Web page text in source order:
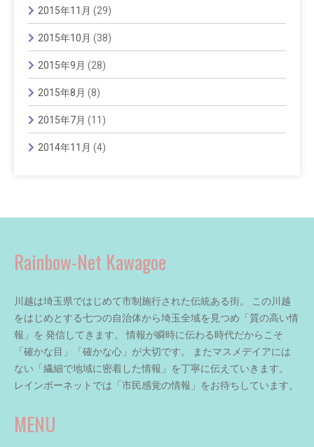
2015年11月 (29)
2015年10月 (38)
2015年9月 (28)
2015年8月 (8)
2015年7月 (11)
2014年11月 (4)
Rainbow-Net Kawagoe
川越は埼玉県ではじめて市制施行された伝統ある街。 この川越
をはじめとする七つの自治体から埼玉全域を見つめ「質の高い情
報」を 発信してきます。 情報が瞬時に伝わる時代だからこそ
「確かな目」「確かな心」が大切です。 またマスメデイアには
ない「繊細で地域に密着した情報」を丁寧に伝えていきます。
レインボーネットでは「市民感覚の情報」をお待ちしています。
MENU